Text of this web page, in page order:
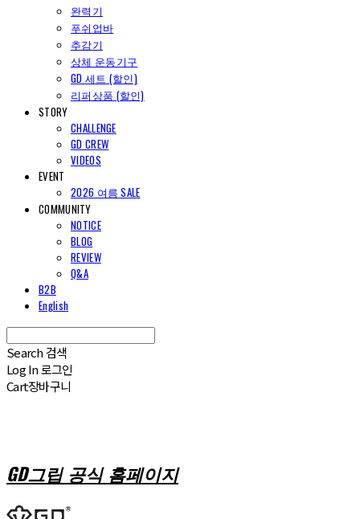
완력기
푸쉬업바
추감기
상체 운동기구
GD 세트 (할인)
리퍼상품 (할인)
STORY
CHALLENGE
GD CREW
VIDEOS
EVENT
2026 여름 SALE
COMMUNITY
NOTICE
BLOG
REVIEW
Q&A
B2B
English
Search 검색
Log In로그인
Cart장바구니
GD그립 공식 홈페이지